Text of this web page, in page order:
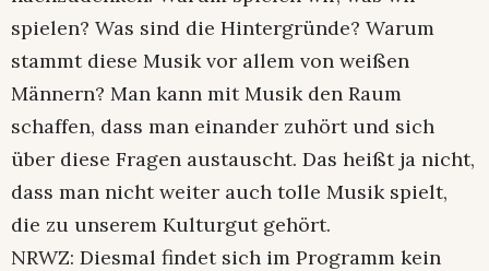
spielen? Was sind die Hintergründe? Warum
stammt diese Musik vor allem von weißen
Männern? Man kann mit Musik den Raum
schaffen, dass man einander zuhört und sich
über diese Fragen austauscht. Das heißt ja nicht,
dass man nicht weiter auch tolle Musik spielt,
die zu unserem Kulturgut gehört.
NRWZ: Diesmal findet sich im Programm kein